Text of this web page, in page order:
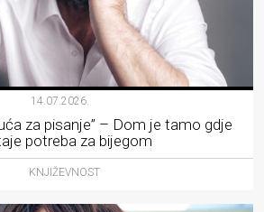
14.07.2026.
za pisanje” – Dom je tamo gdje
potreba za bijegom
KNJIŽEVNOST